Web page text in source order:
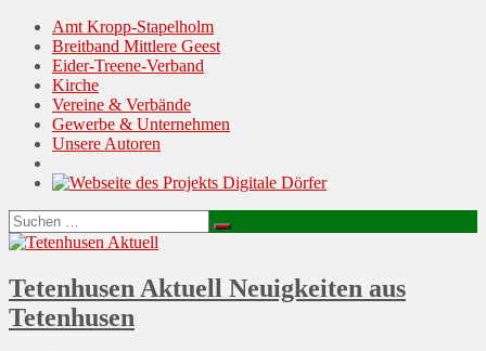
Amt Kropp-Stapelholm
Breitband Mittlere Geest
Eider-Treene-Verband
Kirche
Vereine & Verbände
Gewerbe & Unternehmen
Unsere Autoren
Suchen
nach:
Suchen
Tetenhusen Aktuell Neuigkeiten aus
Tetenhusen